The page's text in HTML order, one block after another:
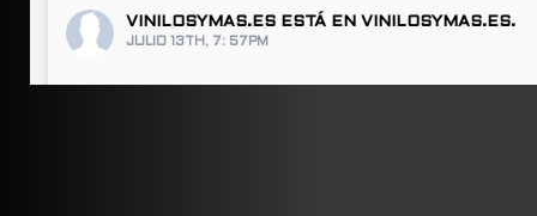
VINILOSYMAS.ES ESTÁ EN VINILOSYMAS.ES.
JULIO 13TH, 7: 57PM